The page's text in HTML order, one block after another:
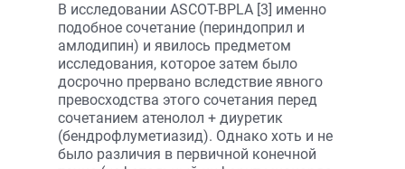
В исследовании ASCOT-BPLA [3] именно
подобное сочетание (периндоприл и
амлодипин) и явилось предметом
исследования, которое затем было
досрочно прервано вследствие явного
превосходства этого сочетания перед
сочетанием атенолол + диуретик
(бендрофлуметиазид). Однако хоть и не
было различия в первичной конечной